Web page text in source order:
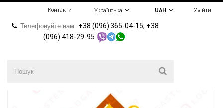
Увійти
UAH
Українська
Контакти
Телефонуйте нам: +38 (096) 365-04-15; +38
(096) 418-29-95